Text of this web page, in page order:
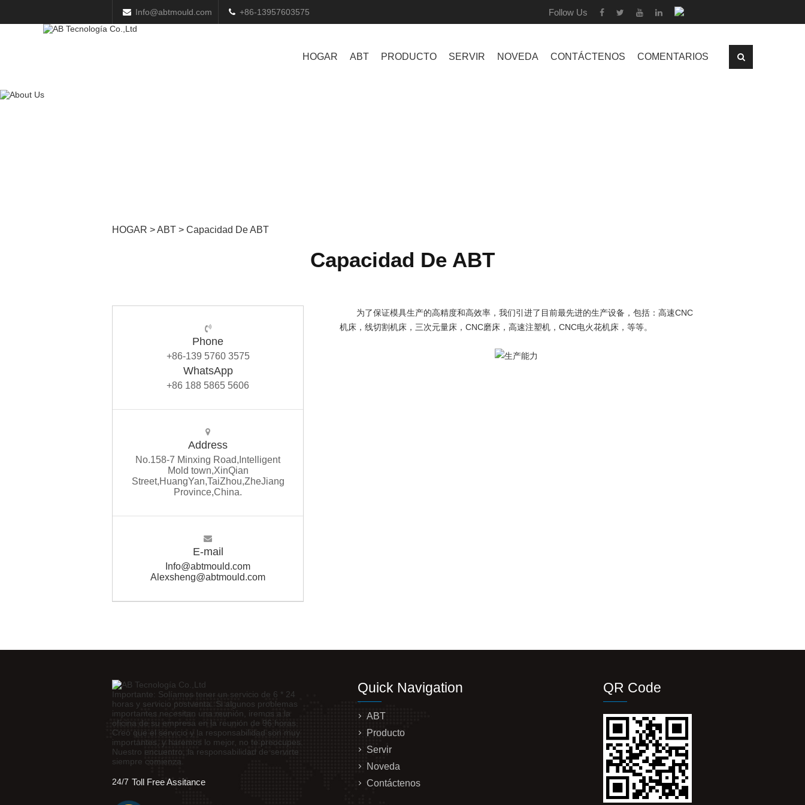
Info@abtmould.com +86-13957603575 Follow Us
HOGAR ABT PRODUCTO SERVIR NOVEDA CONTÁCTENOS COMENTARIOS
HOGAR >ABT > Capacidad De ABT
Capacidad De ABT
Phone
+86-139 5760 3575
WhatsApp
+86 188 5865 5606
Address
No.158-7 Minxing Road,Intelligent
Mold town,XinQian
Street,HuangYan,TaiZhou,ZheJiang
Province,China.
E-mail
Info@abtmould.com
Alexsheng@abtmould.com
为了保证模具生产的高精度和高效率，我们引进了目前最先进的生产设备，包括：高速CNC
机床，线切割机床，三次元量床，CNC磨床，高速注塑机，CNC电火花机床，等等。
Importante: Solíamos tener un servicio de 6 * 24
horas y servicio postventa. Si algunos problemas
importantes necesitan una reunión, iremos a la
oficina de su empresa en la reunión de 96 horas.
Creo que el servicio y la responsabilidad son muy
importantes, y haremos lo mejor, no te preocupes.
Nuestro encuentro, la responsabilidad de servirte
siempre comienza.
24/7 Toll Free Assitance
Quick Navigation
ABT
Producto
Servir
Noveda
Contáctenos
QR Code